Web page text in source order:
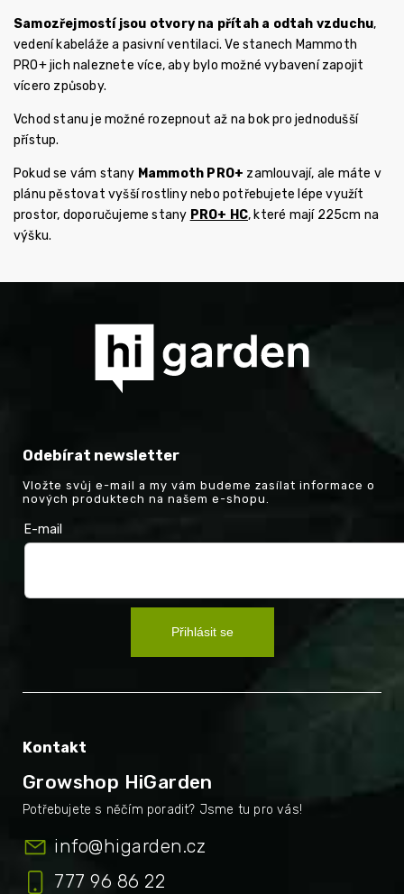
Samozřejmostí jsou otvory na přítah a odtah vzduchu,
vedení kabeláže a pasivní ventilaci. Ve stanech Mammoth
PRO+ jich naleznete více, aby bylo možné vybavení zapojit
vícero způsoby.
Vchod stanu je možné rozepnout až na bok pro jednodušší
přístup.
Pokud se vám stany Mammoth PRO+ zamlouvají, ale máte v
plánu pěstovat vyšší rostliny nebo potřebujete lépe využít
prostor, doporučujeme stany PRO+ HC, které mají 225cm na
výšku.
Odebírat newsletter
Vložte svůj e-mail a my vám budeme zasílat informace o
nových produktech na našem e-shopu.
E-mail
Přihlásit se
Kontakt
Growshop HiGarden
info@higarden.cz
777 96 86 22